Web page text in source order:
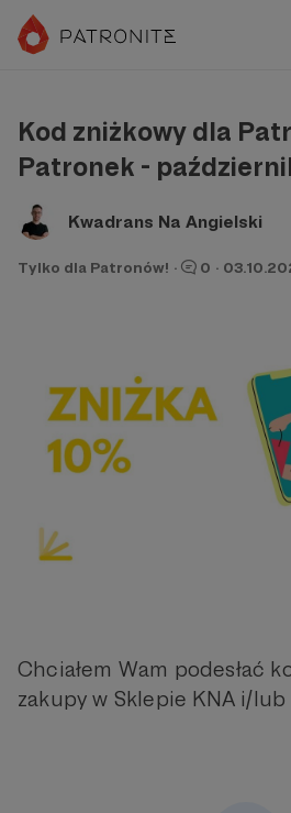
Kod zniżkowy dla
Patronek -
Kwadrans Na Angielski
Tylko dla Patronów! · 0 ·
Chciałem Wam podesłać
zakupy w Sklepie KNA i/lub